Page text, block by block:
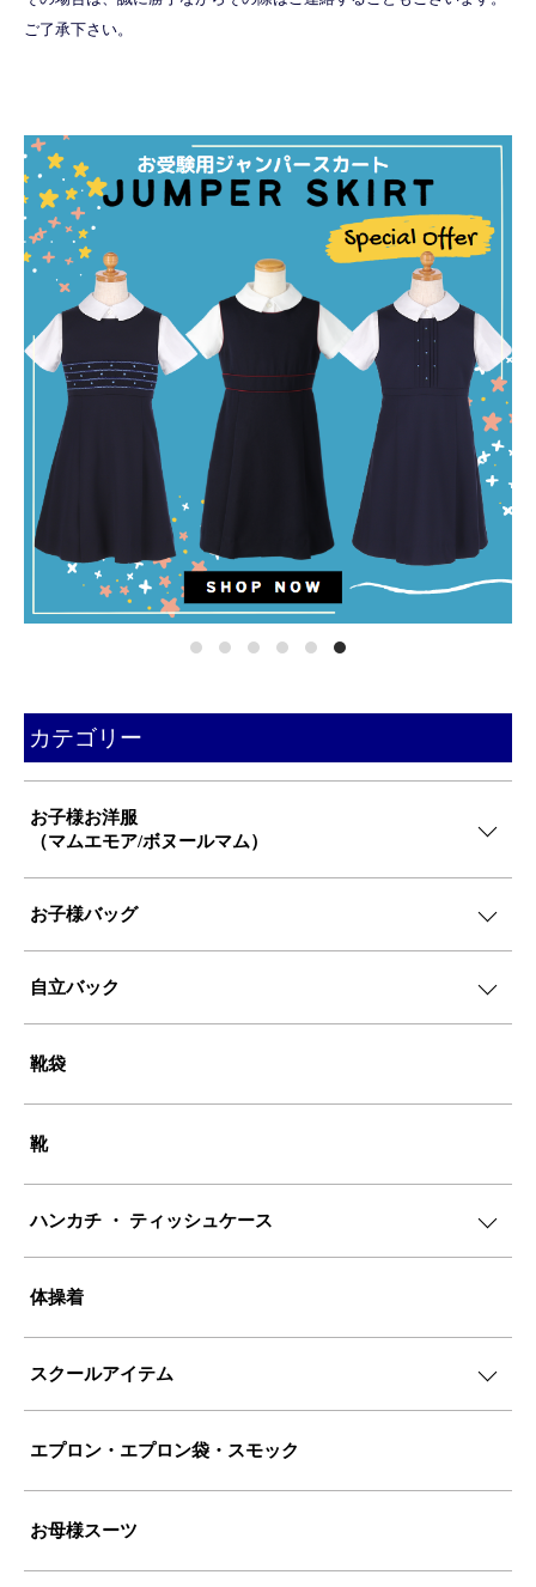
ご了承下さい。
カテゴリー
お子様お洋服
（マムエモア/ボヌールマム）
お子様バッグ
自立バック
靴袋
靴
ハンカチ ・ ティッシュケース
体操着
スクールアイテム
エプロン・エプロン袋・スモック
お母様スーツ